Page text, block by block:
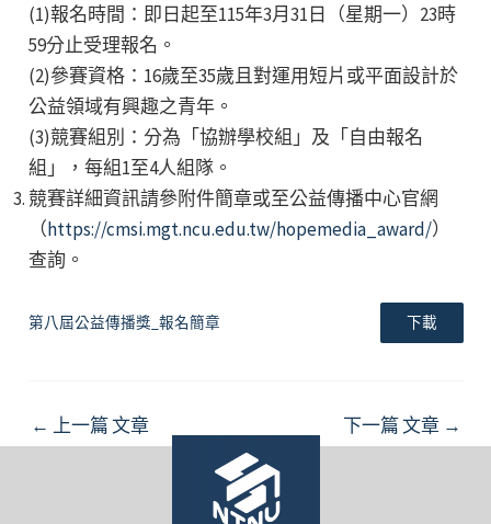
(1)報名時間：即日起至115年3月31日（星期一）23時
59分止受理報名。
(2)參賽資格：16歲至35歲且對運用短片或平面設計於
公益領域有興趣之青年。
(3)競賽組別：分為「協辦學校組」及「自由報名
組」，每組1至4人組隊。
競賽詳細資訊請參附件簡章或至公益傳播中心官網
（https://cmsi.mgt.ncu.edu.tw/hopemedia_award/）
查詢。
第八屆公益傳播獎_報名簡章 下載
Post
navigation
← 上一篇 文章 下一篇 文章 →